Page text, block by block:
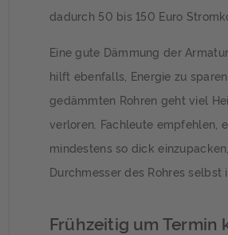
dadurch 50 bis 150 Euro
Eine gute Dämmung der
hilft ebenfalls, Energie zu
gedämmten Rohren geht viel
verloren. Fachleute empfehlen,
mindestens so dick
Durchmesser des Rohres selbst
Frühzeitig um Termin